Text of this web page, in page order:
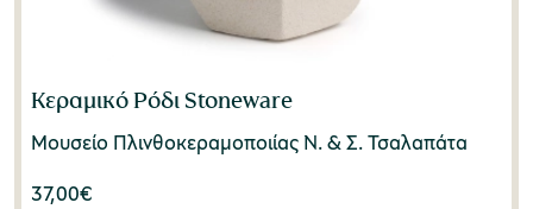
Κεραμικό Ρόδι Stoneware
Μουσείο Πλινθοκεραμοποιίας N. & Σ. Τσαλαπάτα
37,00€